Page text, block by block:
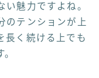
い魅力ですよね。
のテンションが上
長く続ける上でも